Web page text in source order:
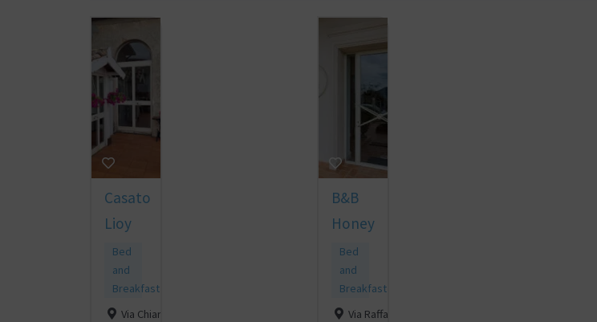
Casato
Lioy
Bed
and
Breakfast
Via Chiari L.
B&B
Honey
Bed
and
Breakfast
Via Raffaele